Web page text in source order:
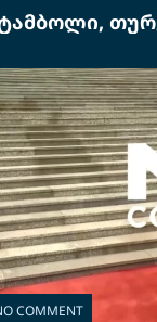
COMMENT